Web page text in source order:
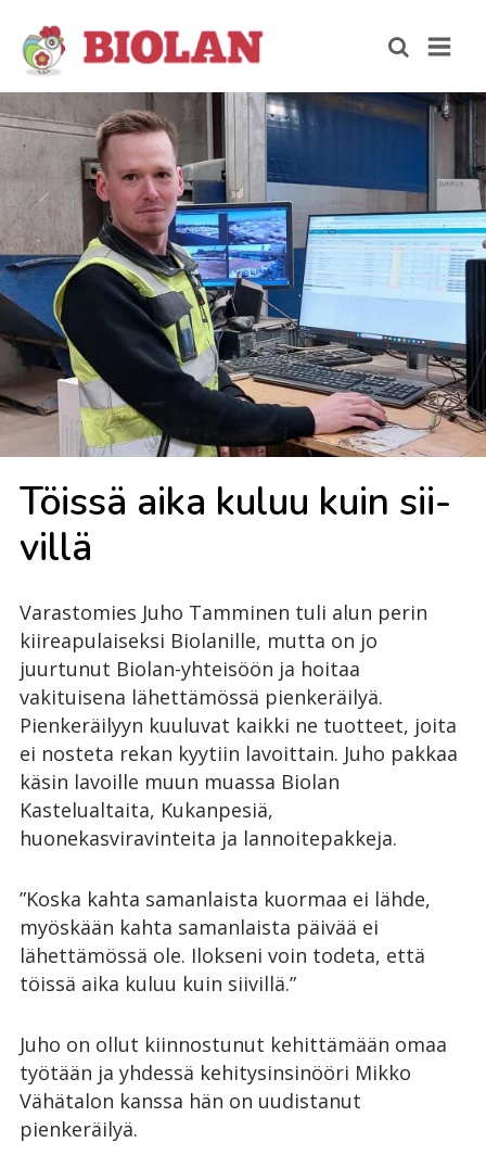
Töis­sä aika ku­luu kuin sii­
vil­lä
Varastomies Juho Tamminen tuli alun perin
kiireapulaiseksi Biolanille, mutta on jo
juurtunut Biolan-yhteisöön ja hoitaa
vakituisena lähettämössä pienkeräilyä.
Pienkeräilyyn kuuluvat kaikki ne tuotteet, joita
ei nosteta rekan kyytiin lavoittain. Juho pakkaa
käsin lavoille muun muassa Biolan
Kastelualtaita, Kukanpesiä,
huonekasviravinteita ja lannoitepakkeja.
”Koska kahta samanlaista kuormaa ei lähde,
myöskään kahta samanlaista päivää ei
lähettämössä ole. Ilokseni voin todeta, että
töissä aika kuluu kuin siivillä.”
Juho on ollut kiinnostunut kehittämään omaa
työtään ja yhdessä kehitysinsinööri Mikko
Vähätalon kanssa hän on uudistanut
pienkeräilyä.